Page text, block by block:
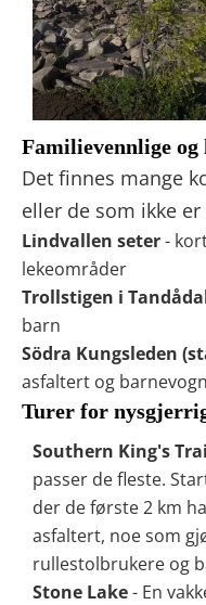
Familievennlige
Det finnes mange
eller de som ikke
Lindvallen seter-
lekeområder
Trollstigen i
barn
Södra Kungsleden
asfaltert og
Turer for
Southern King's
passer de fleste.
der de første 2 km
asfaltert, noe som
rullestolbrukere og
Stone Lake- En